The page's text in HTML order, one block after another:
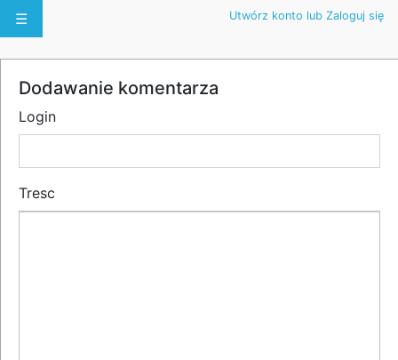
☰ Utwórz konto lub Zaloguj się
Dodawanie komentarza
Login
Tresc